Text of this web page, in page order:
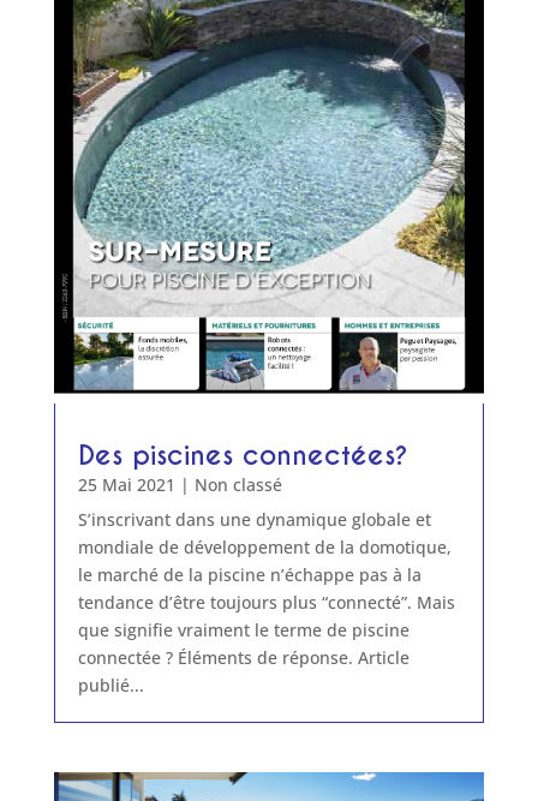
Des piscines connectées?
25 Mai 2021 | Non classé
S’inscrivant dans une dynamique globale et
mondiale de développement de la domotique,
le marché de la piscine n’échappe pas à la
tendance d’être toujours plus “connecté”. Mais
que signifie vraiment le terme de piscine
connectée ? Éléments de réponse. Article
publié...